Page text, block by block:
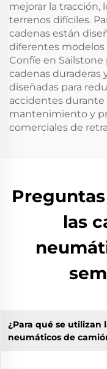
mejorar la tracción,
terrenos difíciles.
cadenas están
diferentes
Confíe en
cadenas duraderas
diseñadas para
accidentes durante
mantenimiento y
comerciales de
las
¿Para qué se utilizan
neumáticos de